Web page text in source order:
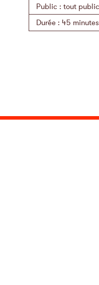
Public : tout public
Durée: 45 minutes